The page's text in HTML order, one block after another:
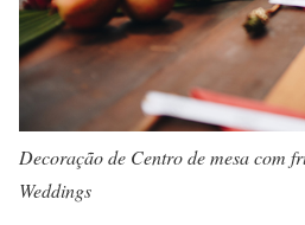
Decoração de Centro de mesa com
Weddings